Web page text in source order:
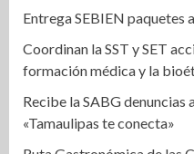
Entrega SEBIEN paquetes
Coordinan la SST y SET
formación médica y la
Recibe la SABG
«Tamaulipas te conecta»